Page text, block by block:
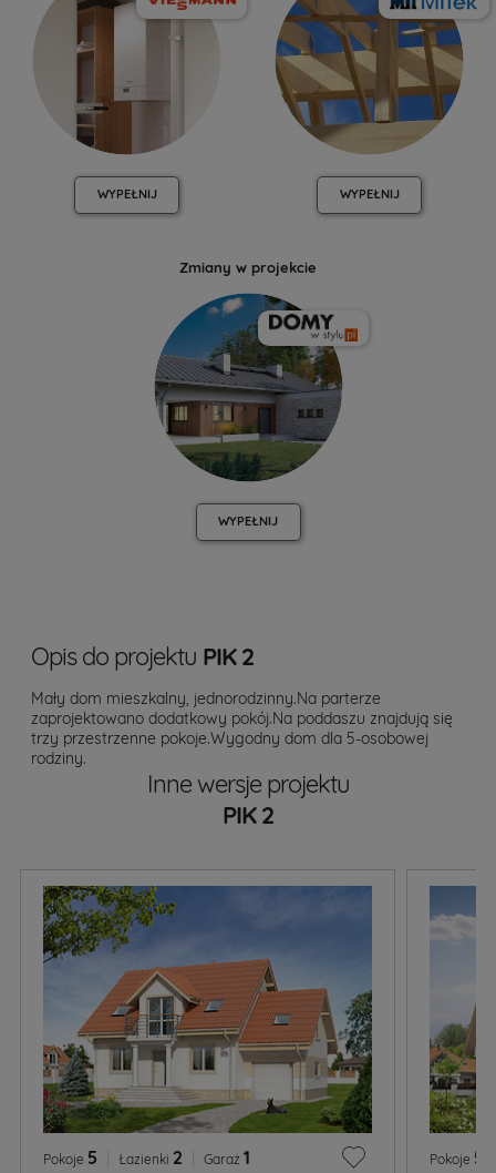
WYPEŁNIJ WYPEŁNIJ
Zmiany w projekcie
WYPEŁNIJ
Opis do projektu PIK 2
Mały dom mieszkalny, jednorodzinny.Na parterze
zaprojektowano dodatkowy pokój.Na poddaszu znajdują się
trzy przestrzenne pokoje.Wygodny dom dla 5-osobowej
rodziny.
Inne wersje projektu
PIK 2
Pokoje 5 Łazienki 2 Garaż 1 Pokoje 5